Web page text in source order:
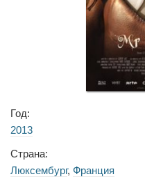
Год:
2013
Страна:
Люксембург, Франция